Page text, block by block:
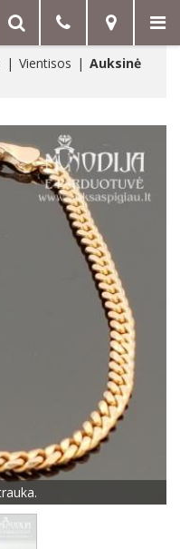
Vientisos
Auksinė